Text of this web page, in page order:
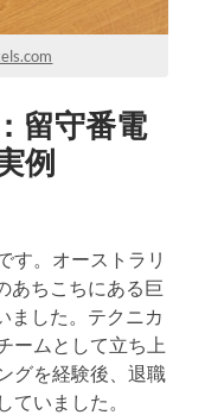
留守番電
例
す。オーストラリ
あちこちにある巨
ました。テクニカ
ームとして立ち上
グを経験後、退職
ていました。